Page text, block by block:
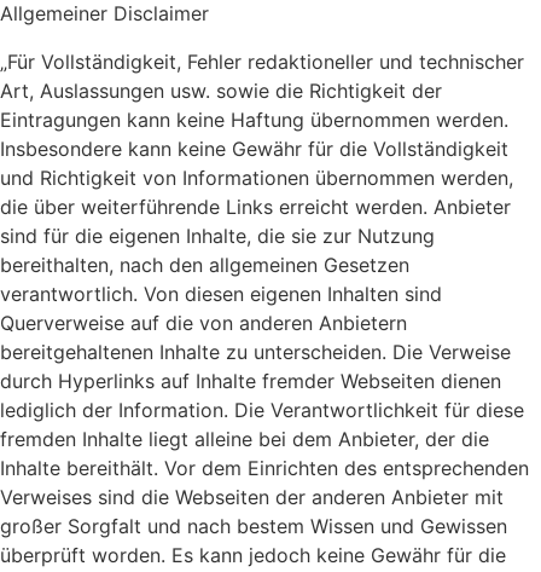
Allgemeiner Disclaimer
„Für Vollständigkeit, Fehler redaktioneller und technischer
Art, Auslassungen usw. sowie die Richtigkeit der
Eintragungen kann keine Haftung übernommen werden.
Insbesondere kann keine Gewähr für die Vollständigkeit
und Richtigkeit von Informationen übernommen werden,
die über weiterführende Links erreicht werden. Anbieter
sind für die eigenen Inhalte, die sie zur Nutzung
bereithalten, nach den allgemeinen Gesetzen
verantwortlich. Von diesen eigenen Inhalten sind
Querverweise auf die von anderen Anbietern
bereitgehaltenen Inhalte zu unterscheiden. Die Verweise
durch Hyperlinks auf Inhalte fremder Webseiten dienen
lediglich der Information. Die Verantwortlichkeit für diese
fremden Inhalte liegt alleine bei dem Anbieter, der die
Inhalte bereithält. Vor dem Einrichten des entsprechenden
Verweises sind die Webseiten der anderen Anbieter mit
großer Sorgfalt und nach bestem Wissen und Gewissen
überprüft worden. Es kann jedoch keine Gewähr für die